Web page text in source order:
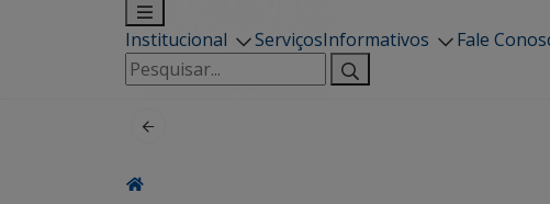
Institucional ServiçosInformativos
Fale
Pesquisar
por: